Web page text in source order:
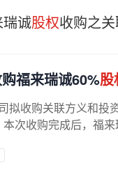
诚股权收购之
福来瑞诚60%股
拟收购关联方义和投
次收购完成后，福